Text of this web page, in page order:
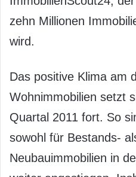
zehn Millionen
wird.
Das positive Klima am
Wohnimmobilien setzt
Quartal 2011 fort. So
sowohl für Bestands-
Neubauimmobilien in